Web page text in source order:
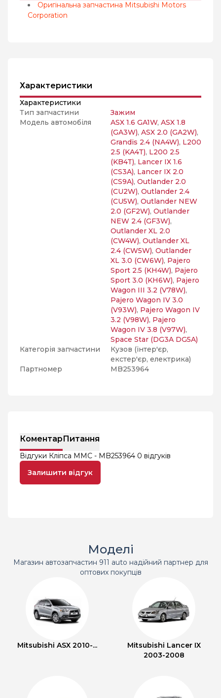
Оригінальна запчастина Mitsubishi Motors
Corporation
Характеристики
Характеристики
Тип запчастини
Зажим
Модель автомобіля
ASX 1.6 GA1W, ASX 1.8
(GA3W), ASX 2.0 (GA2W),
Grandis 2.4 (NA4W), L200
2.5 (KA4T), L200 2.5
(KB4T), Lancer IX 1.6
(CS3A), Lancer IX 2.0
(CS9A), Outlander 2.0
(CU2W), Outlander 2.4
(CU5W), Outlander NEW
2.0 (GF2W), Outlander
NEW 2.4 (GF3W),
Outlander XL 2.0
(CW4W), Outlander XL
2.4 (CW5W), Outlander
XL 3.0 (CW6W), Pajero
Sport 2.5 (KH4W), Pajero
Sport 3.0 (KH6W), Pajero
Wagon III 3.2 (V78W),
Pajero Wagon IV 3.0
(V93W), Pajero Wagon IV
3.2 (V98W), Pajero
Wagon IV 3.8 (V97W),
Space Star (DG3A DG5A)
Категорія запчастини
Кузов (інтер'єр,
екстер'єр, електрика)
Партномер
MB253964
КоментарПитання
Відгуки Кліпса MMC - MB253964 0 відгуків
Залишити відгук
Моделі
Магазин автозапчастин 911 auto надійний партнер для
оптових покупців
Mitsubishi ASX 2010-...
Mitsubishi Lancer IX
2003-2008